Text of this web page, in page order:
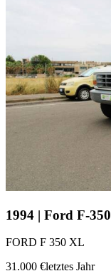
1994 | Ford F-350
FORD F 350 XL
31.000 €letztes Jahr